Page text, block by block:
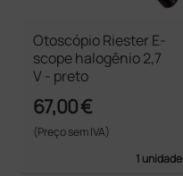
Otoscópio Riester E-
scope halogênio 2,7
V - preto
67,00 €
(Preço sem IVA)
1 unidade